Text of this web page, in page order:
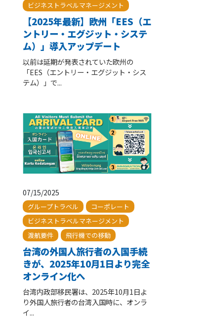
ビジネストラベルマネージメント
【2025年最新】欧州「EES（エ
ントリー・エグジット・システ
ム）」導入アップデート
以前は延期が発表されていた欧州の
「EES（エントリー・エグジット・シス
テム）」で...
07/15/2025
グループトラベル
コーポレート
ビジネストラベルマネージメント
渡航要件
飛行機での移動
台湾の外国人旅行者の入国手続
きが、2025年10月1日より完全
オンライン化へ
台湾内政部移民署は、2025年10月1日よ
り外国人旅行者の台湾入国時に、オンラ
イ...